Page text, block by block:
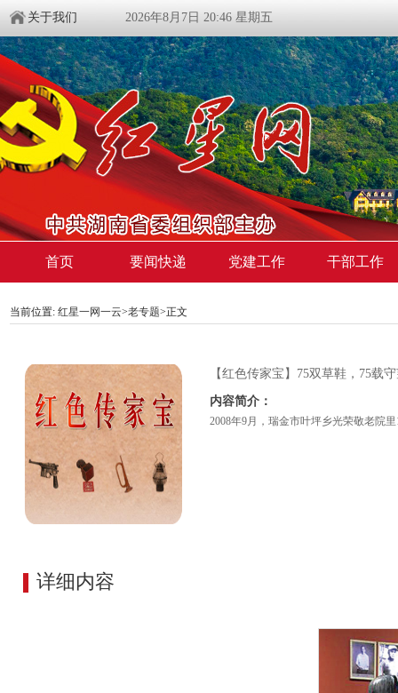
关于我们 2026年8月7日 20:46 星期五
首页 要闻快递 党建工作 干部工作
当前位置: 红星一网一云>老专题>正文
【红色传家宝】75双草鞋，75载
内容简介：
2008年9月，瑞金市叶坪乡光荣敬老院
详细内容